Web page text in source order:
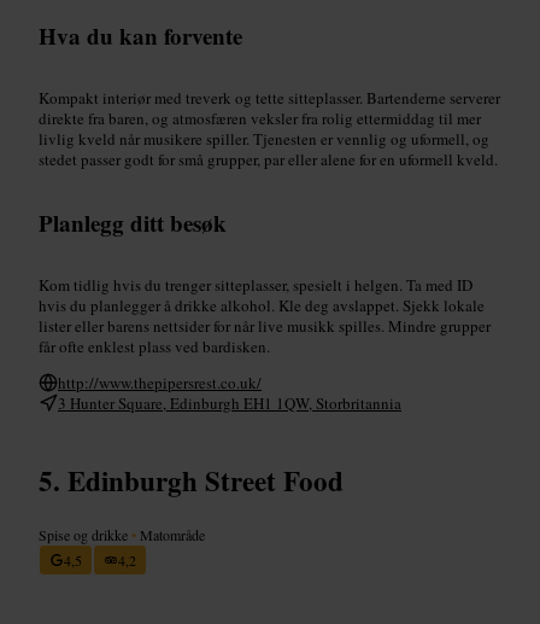
Hva du kan forvente
Kompakt interiør med treverk og tette sitteplasser. Bartenderne serverer
direkte fra baren, og atmosfæren veksler fra rolig ettermiddag til mer
livlig kveld når musikere spiller. Tjenesten er vennlig og uformell, og
stedet passer godt for små grupper, par eller alene for en uformell kveld.
Planlegg ditt besøk
Kom tidlig hvis du trenger sitteplasser, spesielt i helgen. Ta med ID
hvis du planlegger å drikke alkohol. Kle deg avslappet. Sjekk lokale
lister eller barens nettsider for når live musikk spilles. Mindre grupper
får ofte enklest plass ved bardisken.
http://www.thepipersrest.co.uk/
3 Hunter Square, Edinburgh EH1 1QW, Storbritannia
Edinburgh Street Food
Spise og drikke • Matområde
4,5
4,2